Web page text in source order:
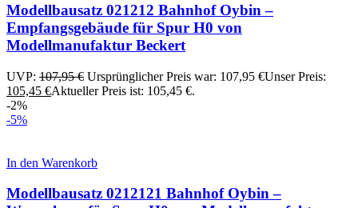
Modellbausatz 021212 Bahnhof Oybin –
Empfangsgebäude für Spur H0 von
Modellmanufaktur Beckert
UVP: 107,95€ Ursprünglicher Preis war: 107,95 €Unser Preis:
105,45 €Aktueller Preis ist: 105,45 €.
-2%
-5%
In den Warenkorb
Modellbausatz 0212121 Bahnhof Oybin –